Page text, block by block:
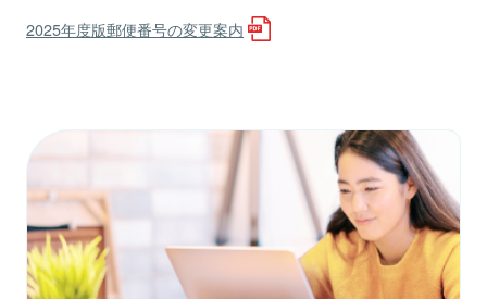
2025年度版郵便番号の変更案内